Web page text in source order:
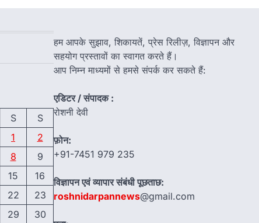
S
S
1
2
8
9
15
16
22
23
29 30
हम आपके सुझाव, शिकायतें, प्रेस रिलीज़, विज्ञापन और
सहयोग प्रस्तावों का स्वागत करते हैं।
आप निम्न माध्यमों से हमसे संपर्क कर सकते हैं:
एडिटर / संपादक :
रोशनी देवी
फ़ोन:
+91-7451 979 235
विज्ञापन एवं व्यापार संबंधी पूछताछ:
roshnidarpannews@gmail.com